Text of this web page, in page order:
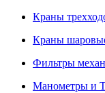
Краны
Краны
Фильтры
Манометры и